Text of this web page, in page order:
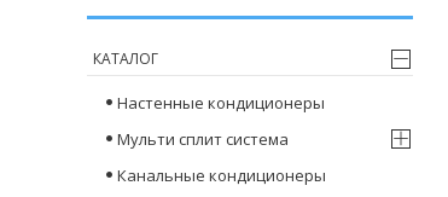
КАТАЛОГ
Настенные кондиционеры
Мульти сплит система
Канальные кондиционеры